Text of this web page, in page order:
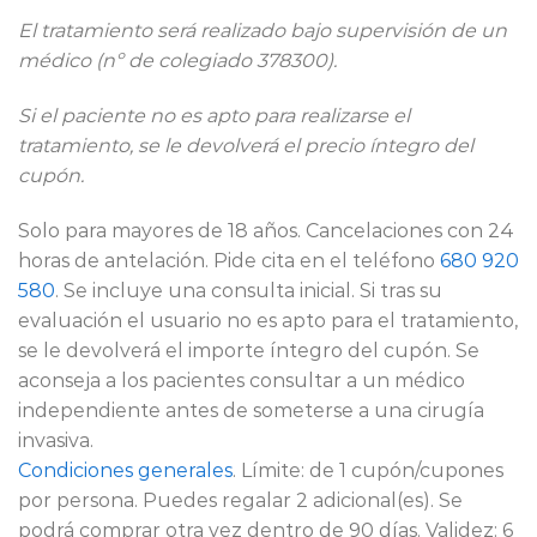
El tratamiento será realizado bajo supervisión de un
médico (nº de colegiado 378300).
Si el paciente no es apto para realizarse el
tratamiento, se le devolverá el precio íntegro del
cupón.
Solo para mayores de 18 años. Cancelaciones con 24
horas de antelación. Pide cita en el teléfono 680 920
580. Se incluye una consulta inicial. Si tras su
evaluación el usuario no es apto para el tratamiento,
se le devolverá el importe íntegro del cupón. Se
aconseja a los pacientes consultar a un médico
independiente antes de someterse a una cirugía
invasiva.
Condiciones generales. Límite: de 1 cupón/cupones
por persona. Puedes regalar 2 adicional(es). Se
podrá comprar otra vez dentro de 90 días. Validez: 6